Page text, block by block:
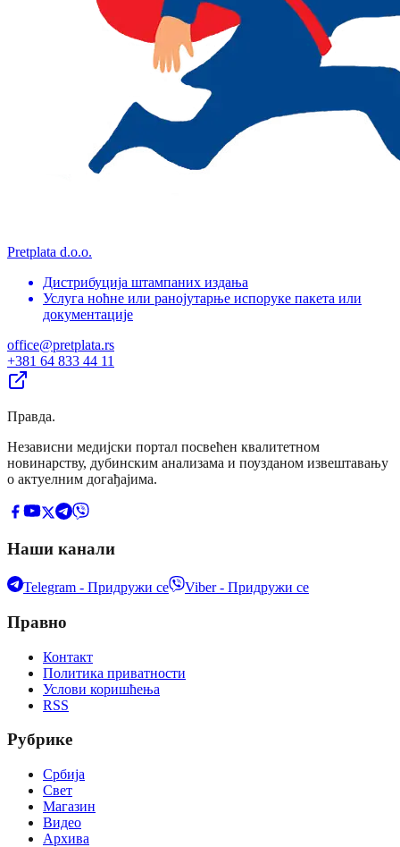
Pretplata d.o.o.
Дистрибуција штампаних издања
Услуга ноћне или ранојутарње испоруке пакета или
документације
office@pretplata.rs
+381 64 833 44 11
Правда.
Независни медијски портал посвећен квалитетном
новинарству, дубинским анализама и поузданом извештавању
о актуелним догађајима.
Наши канали
Telegram - Придружи се Viber - Придружи се
Правно
Контакт
Политика приватности
Услови коришћења
RSS
Рубрике
Србија
Свет
Магазин
Видео
Архива